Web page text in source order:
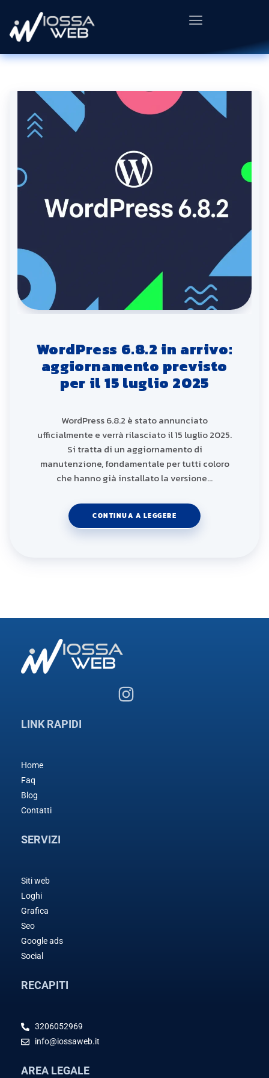
WordPress 6.8.2 in arrivo:
aggiornamento previsto
per il 15 luglio 2025
WordPress 6.8.2 è stato annunciato
ufficialmente e verrà rilasciato il 15 luglio 2025.
Si tratta di un aggiornamento di
manutenzione, fondamentale per tutti coloro
che hanno già installato la versione…
CONTINUA A LEGGERE
LINK RAPIDI
Home
Faq
Blog
Contatti
SERVIZI
Siti web
Loghi
Grafica
Seo
Google ads
Social
RECAPITI
3206052969
info@iossaweb.it
AREA LEGALE